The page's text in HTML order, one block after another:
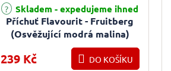
Příchuť Flavourit - Fruitberg
(Osvěžující modrá malina)
10ml
Skladem - expedujeme ihned
239 Kč DO KOŠÍKU